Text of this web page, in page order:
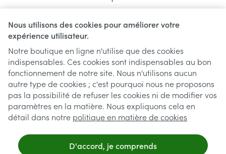
Nous utilisons des cookies pour améliorer votre
expérience utilisateur.
Notre boutique en ligne n'utilise que des cookies
indispensables. Ces cookies sont indispensables au bon
fonctionnement de notre site. Nous n'utilisons aucun
autre type de cookies ; c'est pourquoi nous ne proposons
pas la possibilité de refuser les cookies ni de modifier vos
paramètres en la matière. Nous expliquons cela en
détail dans notre politique en matière de cookies
D'accord, je comprends
Liens légaux